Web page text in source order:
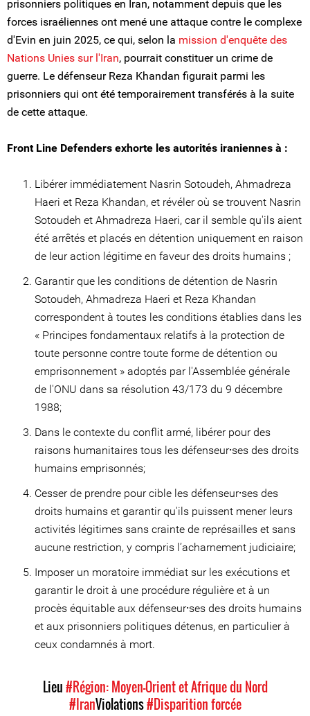
prisonniers politiques en Iran, notamment depuis que les
forces israéliennes ont mené une attaque contre le complexe
d'Evin en juin 2025, ce qui, selon la mission d'enquête des
Nations Unies sur l'Iran, pourrait constituer un crime de
guerre. Le défenseur Reza Khandan figurait parmi les
prisonniers qui ont été temporairement transférés à la suite
de cette attaque.
Front Line Defenders exhorte les autorités iraniennes à :
Libérer immédiatement Nasrin Sotoudeh, Ahmadreza
Haeri et Reza Khandan, et révéler où se trouvent Nasrin
Sotoudeh et Ahmadreza Haeri, car il semble qu'ils aient
été arrêtés et placés en détention uniquement en raison
de leur action légitime en faveur des droits humains ;
Garantir que les conditions de détention de Nasrin
Sotoudeh, Ahmadreza Haeri et Reza Khandan
correspondent à toutes les conditions établies dans les
« Principes fondamentaux relatifs à la protection de
toute personne contre toute forme de détention ou
emprisonnement » adoptés par l'Assemblée générale
de l'ONU dans sa résolution 43/173 du 9 décembre
1988;
Dans le contexte du conflit armé, libérer pour des
raisons humanitaires tous les défenseur⸱ses des droits
humains emprisonnés;
Cesser de prendre pour cible les défenseur⸱ses des
droits humains et garantir qu'ils puissent mener leurs
activités légitimes sans crainte de représailles et sans
aucune restriction, y compris l’acharnement judiciaire;
Imposer un moratoire immédiat sur les exécutions et
garantir le droit à une procédure régulière et à un
procès équitable aux défenseur⸱ses des droits humains
et aux prisonniers politiques détenus, en particulier à
ceux condamnés à mort.
Lieu#Région: Moyen-Orient et Afrique du Nord
#IranViolations#Disparition forcée